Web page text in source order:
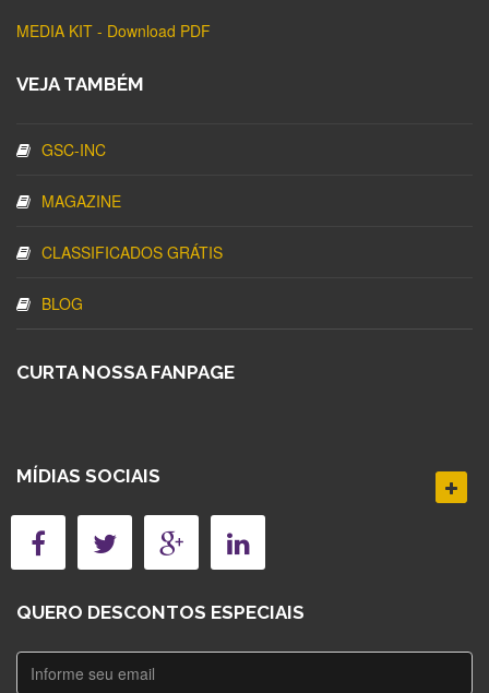
MEDIA KIT - Download PDF
VEJA TAMBÉM
GSC-INC
MAGAZINE
CLASSIFICADOS GRÁTIS
BLOG
CURTA NOSSA FANPAGE
MÍDIAS SOCIAIS
QUERO DESCONTOS ESPECIAIS